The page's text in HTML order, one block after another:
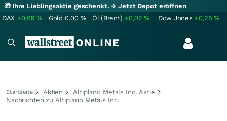
🎁 Ihre Lieblingsaktie geschenkt.→ Jetzt Depot eröffnen
DAX +0,69% Gold 0,00 % Öl (Brent) +0,02% Dow Jones +0,25%
Startseite Aktien
Altiplano Metals Inc. Aktie
Nachrichten zu Altiplano Metals Inc.